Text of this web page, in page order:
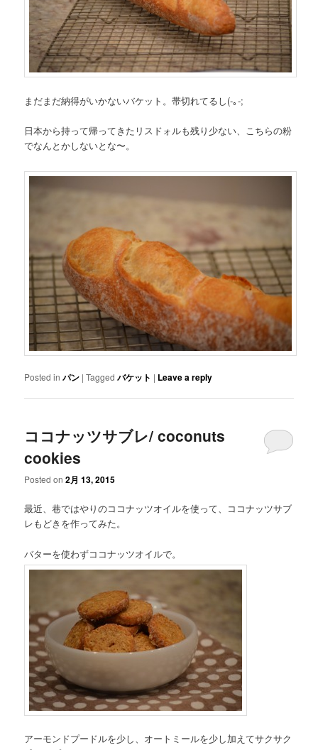
まだまだ納得がいかないバケット。帯切れてるし(-｡-;
日本から持って帰ってきたリスドォルも残り少ない、こちらの粉
でなんとかしないとな〜。
Posted in パン |Tagged バケット | Leave a reply
ココナッツサブレ/ coconuts
cookies
Posted on2月 13, 2015
最近、巷ではやりのココナッツオイルを使って、ココナッツサブ
レもどきを作ってみた。
バターを使わずココナッツオイルで。
アーモンドプードルを少し、オートミールを少し加えてサクサク